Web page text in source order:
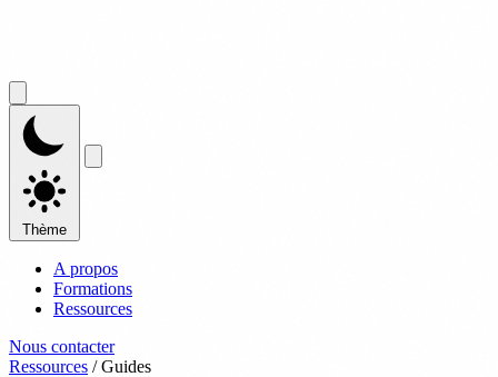
Thème
A propos
Formations
Ressources
Nous contacter
Ressources / Guides